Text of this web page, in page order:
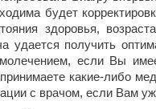
будет
здоровья,
получить
если Вы
какие-либо
с врачом, если Вам